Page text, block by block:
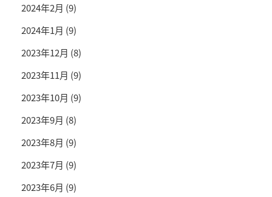
2024年2月 (9)
2024年1月 (9)
2023年12月 (8)
2023年11月 (9)
2023年10月 (9)
2023年9月 (8)
2023年8月 (9)
2023年7月 (9)
2023年6月 (9)